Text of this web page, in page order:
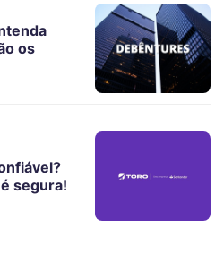
os
segura!